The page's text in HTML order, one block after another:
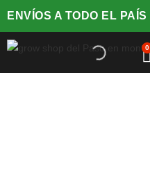
ENVÍOS A TODO EL PAÍS
0